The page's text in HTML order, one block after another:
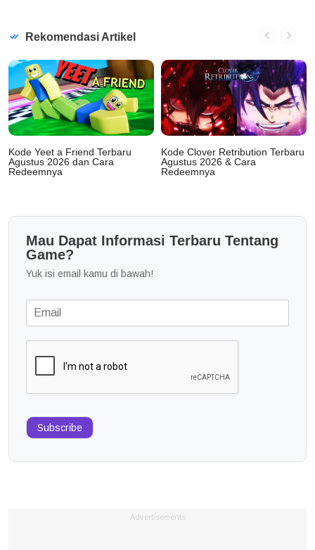
Rekomendasi Artikel
Kode Yeet a Friend Terbaru
Agustus 2026 dan Cara
Redeemnya
Kode Clover Retribution Terbaru
Agustus 2026 & Cara
Redeemnya
Mau Dapat Informasi Terbaru Tentang
Game?
Yuk isi email kamu di bawah!
Subscribe
Advertisements